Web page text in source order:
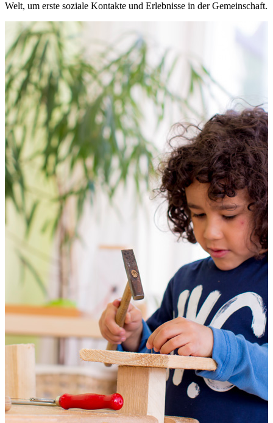
Welt, um erste soziale Kontakte und Erlebnisse in der Gemeinschaft.